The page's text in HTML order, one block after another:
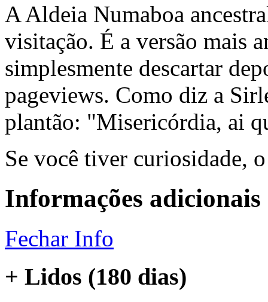
A Aldeia Numaboa
visitação. É a versão mais
simplesmente descartar
pageviews. Como diz a
plantão: "Misericórdia, ai
Se você tiver curiosidade,
Informações adicionais
Fechar Info
+ Lidos (180 dias)